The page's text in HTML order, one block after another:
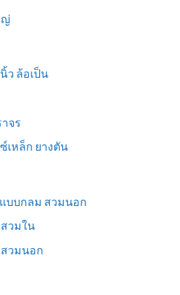
ญ่
ว ล้อเป็น
จร
เหล็ก ยางตัน
บบกลม สวมนอก
วมใน
สวมนอก